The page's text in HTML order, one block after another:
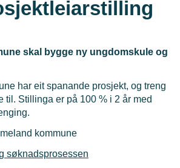
skal bygge ny ungdomskule og
har eit spanande prosjekt, og treng
til. Stillinga er på 100 % i 2 år med
kommune
søknadsprosessen